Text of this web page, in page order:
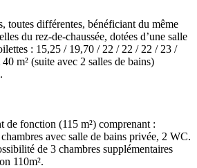
toutes différentes, bénéficiant du même
du rez-de-chaussée, dotées d’une salle
: 15,25 / 19,70 / 22 / 22 / 22 / 23 /
m² (suite avec 2 salles de bains)
de fonction (115 m²) comprenant :
avec salle de bains privée, 2 WC.
de 3 chambres supplémentaires
110m².